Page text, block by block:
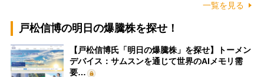
一覧を見る
戸松信博の明日の爆騰株を探せ！
【戸松信博氏「明日の爆騰株」を探せ】トーメン
デバイス：サムスンを通じて世界のAIメモリ需
要…